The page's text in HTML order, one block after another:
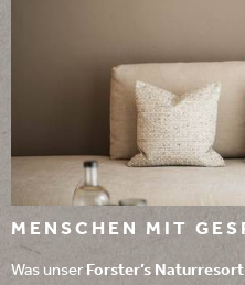
MENSCHEN MIT
Was unser Forster’s Naturresort